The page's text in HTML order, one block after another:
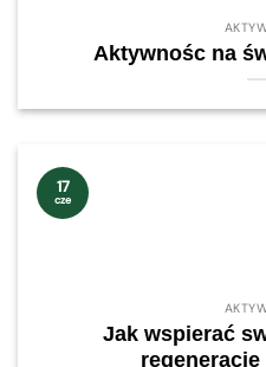
Aktywnośc na
Jak wspierać
regenerację
17
cze